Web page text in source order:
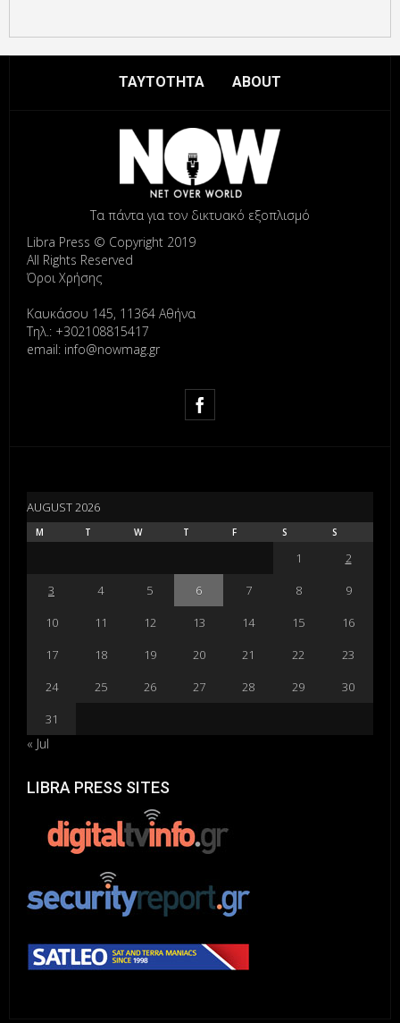
ΤΑΥΤΟΤΗΤΑ ABOUT
Τα πάντα για τον δικτυακό εξοπλισμό
Libra Press © Copyright 2019
All Rights Reserved
Όροι Χρήσης
Καυκάσου 145, 11364 Αθήνα
Τηλ.: +302108815417
email: info@nowmag.gr
AUGUST 2026
M T W T F S S
1
2
3
4 5 6 7 8
9
10
11 12 13 14 15
16
17
18 19 20 21 22
23
24
25 26 27 28 29
30
31
« Jul
LIBRA PRESS SITES